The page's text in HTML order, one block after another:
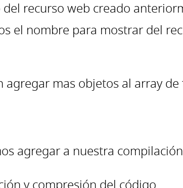
recurso web creado
el nombre para mostrar del
agregar mas objetos al array de
agregar a nuestra